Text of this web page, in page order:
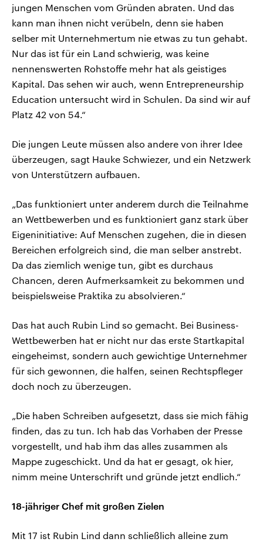
jungen Menschen vom Gründen abraten. Und das
kann man ihnen nicht verübeln, denn sie haben
selber mit Unternehmertum nie etwas zu tun gehabt.
Nur das ist für ein Land schwierig, was keine
nennenswerten Rohstoffe mehr hat als geistiges
Kapital. Das sehen wir auch, wenn Entrepreneurship
Education untersucht wird in Schulen. Da sind wir auf
Platz 42 von 54.“
Die jungen Leute müssen also andere von ihrer Idee
überzeugen, sagt Hauke Schwiezer, und ein Netzwerk
von Unterstützern aufbauen.
„Das funktioniert unter anderem durch die Teilnahme
an Wettbewerben und es funktioniert ganz stark über
Eigeninitiative: Auf Menschen zugehen, die in diesen
Bereichen erfolgreich sind, die man selber anstrebt.
Da das ziemlich wenige tun, gibt es durchaus
Chancen, deren Aufmerksamkeit zu bekommen und
beispielsweise Praktika zu absolvieren.“
Das hat auch Rubin Lind so gemacht. Bei Business-
Wettbewerben hat er nicht nur das erste Startkapital
eingeheimst, sondern auch gewichtige Unternehmer
für sich gewonnen, die halfen, seinen Rechtspfleger
doch noch zu überzeugen.
„Die haben Schreiben aufgesetzt, dass sie mich fähig
finden, das zu tun. Ich hab das Vorhaben der Presse
vorgestellt, und hab ihm das alles zusammen als
Mappe zugeschickt. Und da hat er gesagt, ok hier,
nimm meine Unterschrift und gründe jetzt endlich.“
18-jähriger Chef mit großen Zielen
Mit 17 ist Rubin Lind dann schließlich alleine zum